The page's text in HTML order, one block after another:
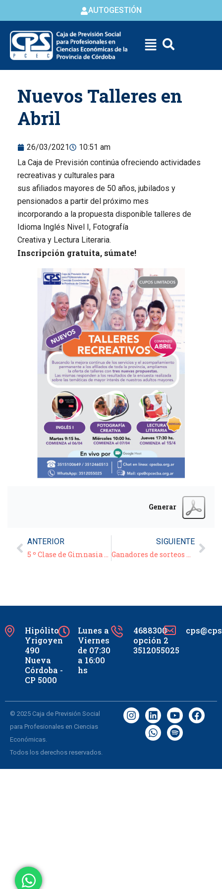
AUTOGESTIÓN
content
Nuevos Talleres en
Abril
26/03/2021
10:51 am
La Caja de Previsión continúa ofreciendo actividades
recreativas y culturales para
sus afiliados mayores de 50 años, jubilados y
pensionados a partir del próximo mes
incorporando a la propuesta disponible talleres de
Idioma Inglés Nivel I, Fotografía
Creativa y Lectura Literaria.
Inscripción gratuita, súmate!
Generar
ANTERIOR
5 º Clase de Gimnasia para Adultos – 26/03/21
SIGUIENTE
Ganadores de sorteos de cumpleaños
Hipólito
Yrigoyen
490
Nueva
Córdoba -
CP 5000
Lunes a
Viernes
de 07:30
a 16:00
hs
4688300
opción 2
3512055025
© 2025 Caja de Previsión Social
para Profesionales en Ciencias
Económicas.
Todos los derechos reservados.